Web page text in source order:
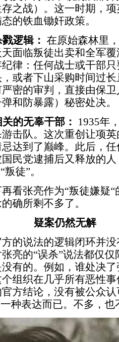
之战）。这一时期，
的铁血锄奸政策。
逻辑： 在原始森林里
面临叛徒出卖和全军
律：任何战士或干部
或者下山采购时间过
密的审判，直接由保
和防暴露）秘密处决。
的无辜干部：
1935年
击队。这次重创让项
达到了巅峰。此后，
民党逮捕后又释放的
徒”。
看张亮作为“叛徒嫌疑
确所剩不多了。
疑案仍然无解
的说法的逻辑闭环并
亮的“误杀”说法都仅
有的。例如，谁处决
组织在几乎所有恶性事
方结论，没有被公众
种表达而已。不多，也